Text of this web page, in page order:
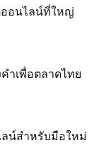
ออนไลน์ที่ใหญ่
ำเพื่อตลาดไทย
น์สำหรับมือใหม่